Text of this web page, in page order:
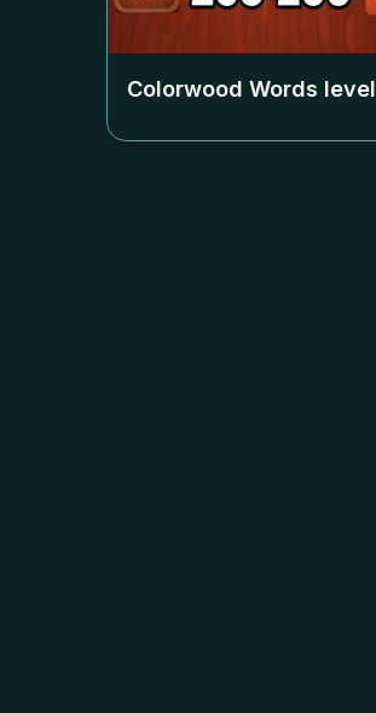
Colorwood Words level